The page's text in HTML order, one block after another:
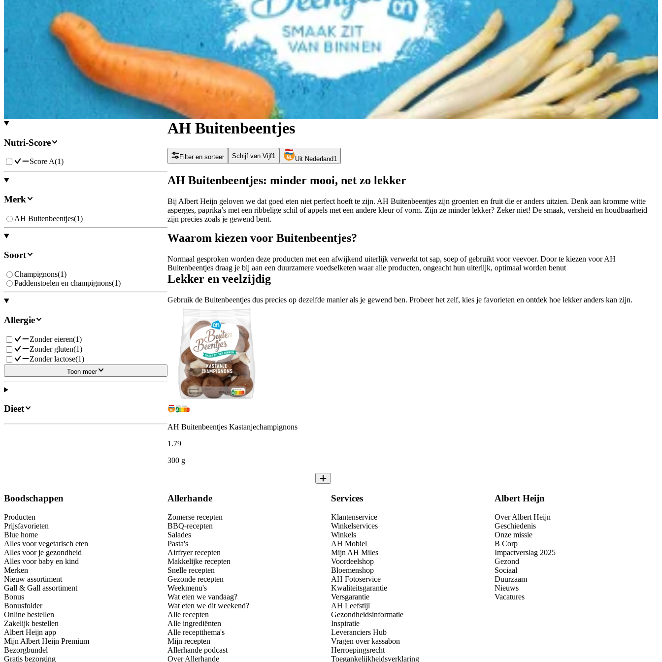
Nutri-Score
Score A(1)
Merk
AH Buitenbeentjes(1)
Soort
Champignons(1)
Paddenstoelen en champignons(1)
Allergie
Zonder eieren(1)
Zonder gluten(1)
Zonder lactose(1)
Toon meer
Dieet
AH Buitenbeentjes
Filter en sorteer Schijf van Vijf1 Uit Nederland1
AH Buitenbeentjes: minder mooi, net zo lekker
Bij Albert Heijn geloven we dat goed eten niet perfect hoeft te zijn. AH Buitenbeentjes zijn groenten en fruit die er anders uitzien. Denk aan kromme witte
asperges, paprika’s met een ribbelige schil of appels met een andere kleur of vorm. Zijn ze minder lekker? Zeker niet! De smaak, versheid en houdbaarheid
zijn precies zoals je gewend bent.
Waarom kiezen voor Buitenbeentjes?
Normaal gesproken worden deze producten met een afwijkend uiterlijk verwerkt tot sap, soep of gebruikt voor veevoer. Door te kiezen voor AH
Buitenbeentjes draag je bij aan een duurzamere voedselketen waar alle producten, ongeacht hun uiterlijk, optimaal worden benut
Lekker en veelzijdig
Gebruik de Buitenbeentjes dus precies op dezelfde manier als je gewend ben. Probeer het zelf, kies je favorieten en ontdek hoe lekker anders kan zijn.
AH Buitenbeentjes Kastanjechampignons
1 .79
300 g
Boodschappen
Producten
Prijsfavorieten
Blue home
Alles voor vegetarisch eten
Alles voor je gezondheid
Alles voor baby en kind
Merken
Nieuw assortiment
Gall & Gall assortiment
Bonus
Bonusfolder
Online bestellen
Zakelijk bestellen
Albert Heijn app
Mijn Albert Heijn Premium
Bezorgbundel
Gratis bezorging
Allerhande
Zomerse recepten
BBQ-recepten
Salades
Pasta's
Airfryer recepten
Makkelijke recepten
Snelle recepten
Gezonde recepten
Weekmenu's
Wat eten we vandaag?
Wat eten we dit weekend?
Alle recepten
Alle ingrediënten
Alle receptthema's
Mijn recepten
Allerhande podcast
Over Allerhande
Services
Klantenservice
Winkelservices
Winkels
AH Mobiel
Mijn AH Miles
Voordeelshop
Bloemenshop
AH Fotoservice
Kwaliteitsgarantie
Versgarantie
AH Leefstijl
Gezondheidsinformatie
Inspiratie
Leveranciers Hub
Vragen over kassabon
Herroepingsrecht
Toegankelijkheidsverklaring
Albert Heijn
Over Albert Heijn
Geschiedenis
Onze missie
B Corp
Impactverslag 2025
Gezond
Sociaal
Duurzaam
Nieuws
Vacatures